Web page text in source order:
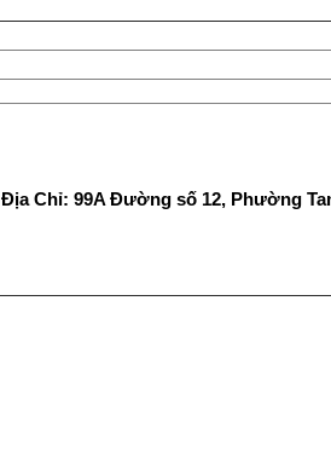
Địa Chỉ: 99A Đường số 12, Phường